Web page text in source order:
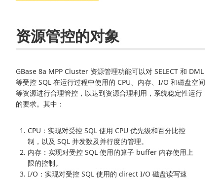
资源管控的对象
GBase 8a MPP Cluster 资源管理功能可以对 SELECT 和 DML
等受控 SQL 在运行过程中使用的 CPU、内存、I/O 和磁盘空间
等资源进行合理管控，以达到资源合理利用，系统稳定性运行
的要求。其中：
CPU：实现对受控 SQL 使用 CPU 优先级和百分比控
制，以及 SQL 并发数及并行度的管理。
内存：实现对受控 SQL 使用的算子 buffer 内存使用上
限的控制。
I/O：实现对受控 SQL 使用的 direct I/O 磁盘读写速